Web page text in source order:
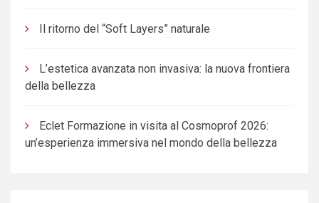
Il ritorno del “Soft Layers” naturale
L’estetica avanzata non invasiva: la nuova frontiera
della bellezza
Eclet Formazione in visita al Cosmoprof 2026:
un’esperienza immersiva nel mondo della bellezza